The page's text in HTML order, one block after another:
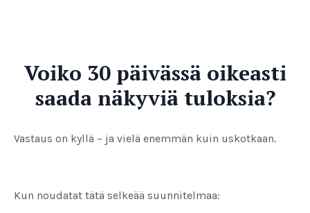
Voiko 30 päivässä oikeasti
saada näkyviä tuloksia?
Vastaus on kyllä – ja vielä enemmän kuin uskotkaan.
Kun noudatat tätä selkeää suunnitelmaa: